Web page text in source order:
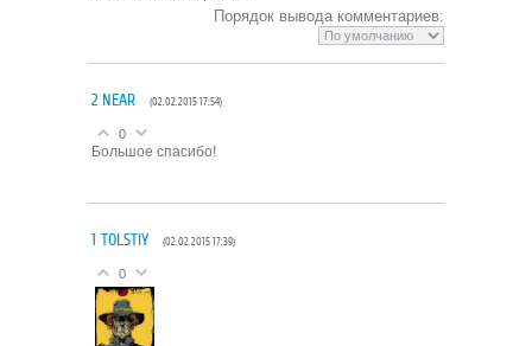
Порядок вывода комментариев:
2 NEAR (02.02.2015 17:54)
0
Большое спасибо!
1 TOLSTIY (02.02.2015 17:39)
0